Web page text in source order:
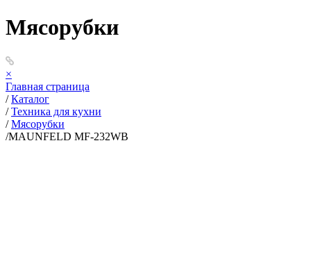
Мясорубки
×
Главная страница
/ Каталог
/ Техника для кухни
/ Мясорубки
/MAUNFELD MF-232WB